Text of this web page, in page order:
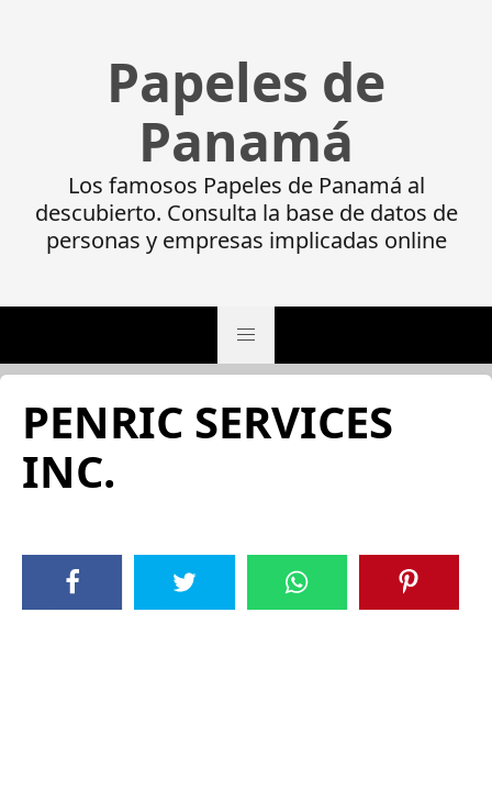
Papeles de
Panamá
Los famosos Papeles de Panamá al
descubierto. Consulta la base de datos de
personas y empresas implicadas online
PENRIC SERVICES
INC.